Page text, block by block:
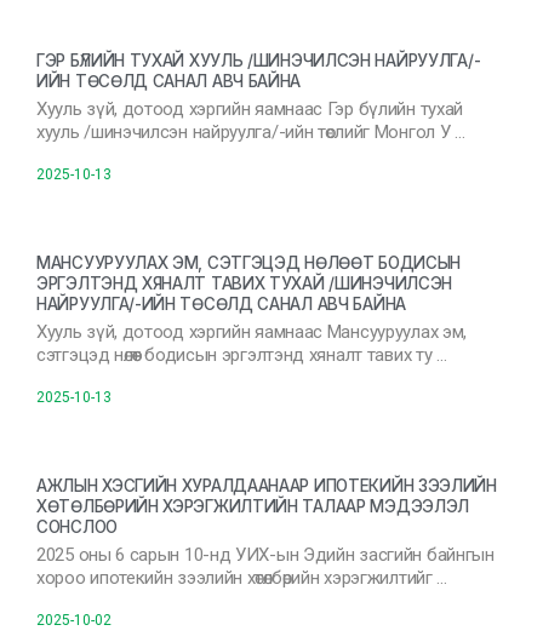
ГЭР БҮЛИЙН ТУХАЙ ХУУЛЬ /ШИНЭЧИЛСЭН НАЙРУУЛГА/-
ИЙН ТӨСӨЛД САНАЛ АВЧ БАЙНА
Хууль зүй, дотоод хэргийн яамнаас Гэр бүлийн тухай
хууль /шинэчилсэн найруулга/-ийн төслийг Монгол У …
2025-10-13
МАНСУУРУУЛАХ ЭМ, СЭТГЭЦЭД НӨЛӨӨТ БОДИСЫН
ЭРГЭЛТЭНД ХЯНАЛТ ТАВИХ ТУХАЙ /ШИНЭЧИЛСЭН
НАЙРУУЛГА/-ИЙН ТӨСӨЛД САНАЛ АВЧ БАЙНА
Хууль зүй, дотоод хэргийн яамнаас Мансууруулах эм,
сэтгэцэд нөлөөт бодисын эргэлтэнд хяналт тавих ту …
2025-10-13
АЖЛЫН ХЭСГИЙН ХУРАЛДААНААР ИПОТЕКИЙН ЗЭЭЛИЙН
ХӨТӨЛБӨРИЙН ХЭРЭГЖИЛТИЙН ТАЛААР МЭДЭЭЛЭЛ
СОНСЛОО
2025 оны 6 сарын 10-нд УИХ-ын Эдийн засгийн байнгын
хороо ипотекийн зээлийн хөтөлбөрийн хэрэгжилтийг …
2025-10-02